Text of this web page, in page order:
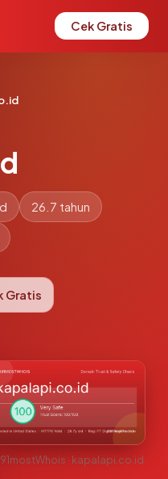
Cek Gratis
26.7 tahun
Gratis
· kapalapi.co.id